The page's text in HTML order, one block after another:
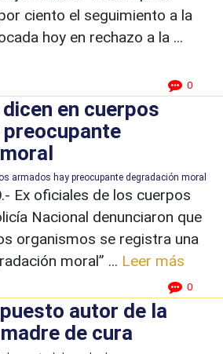
ciento el seguimiento a la
hoy en rechazo a la ...
0
en cuerpos
Ex oficiales de los cuerpos
Nacional denunciaron que
organismos se registra una
moral” ... Leer más
0
autor de la
de cura